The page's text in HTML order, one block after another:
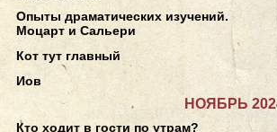
Опыты драматических изучений.
Моцарт и Сальери
Кот тут главный
Иов
НОЯБРЬ
Кто ходит в гости по утрам?